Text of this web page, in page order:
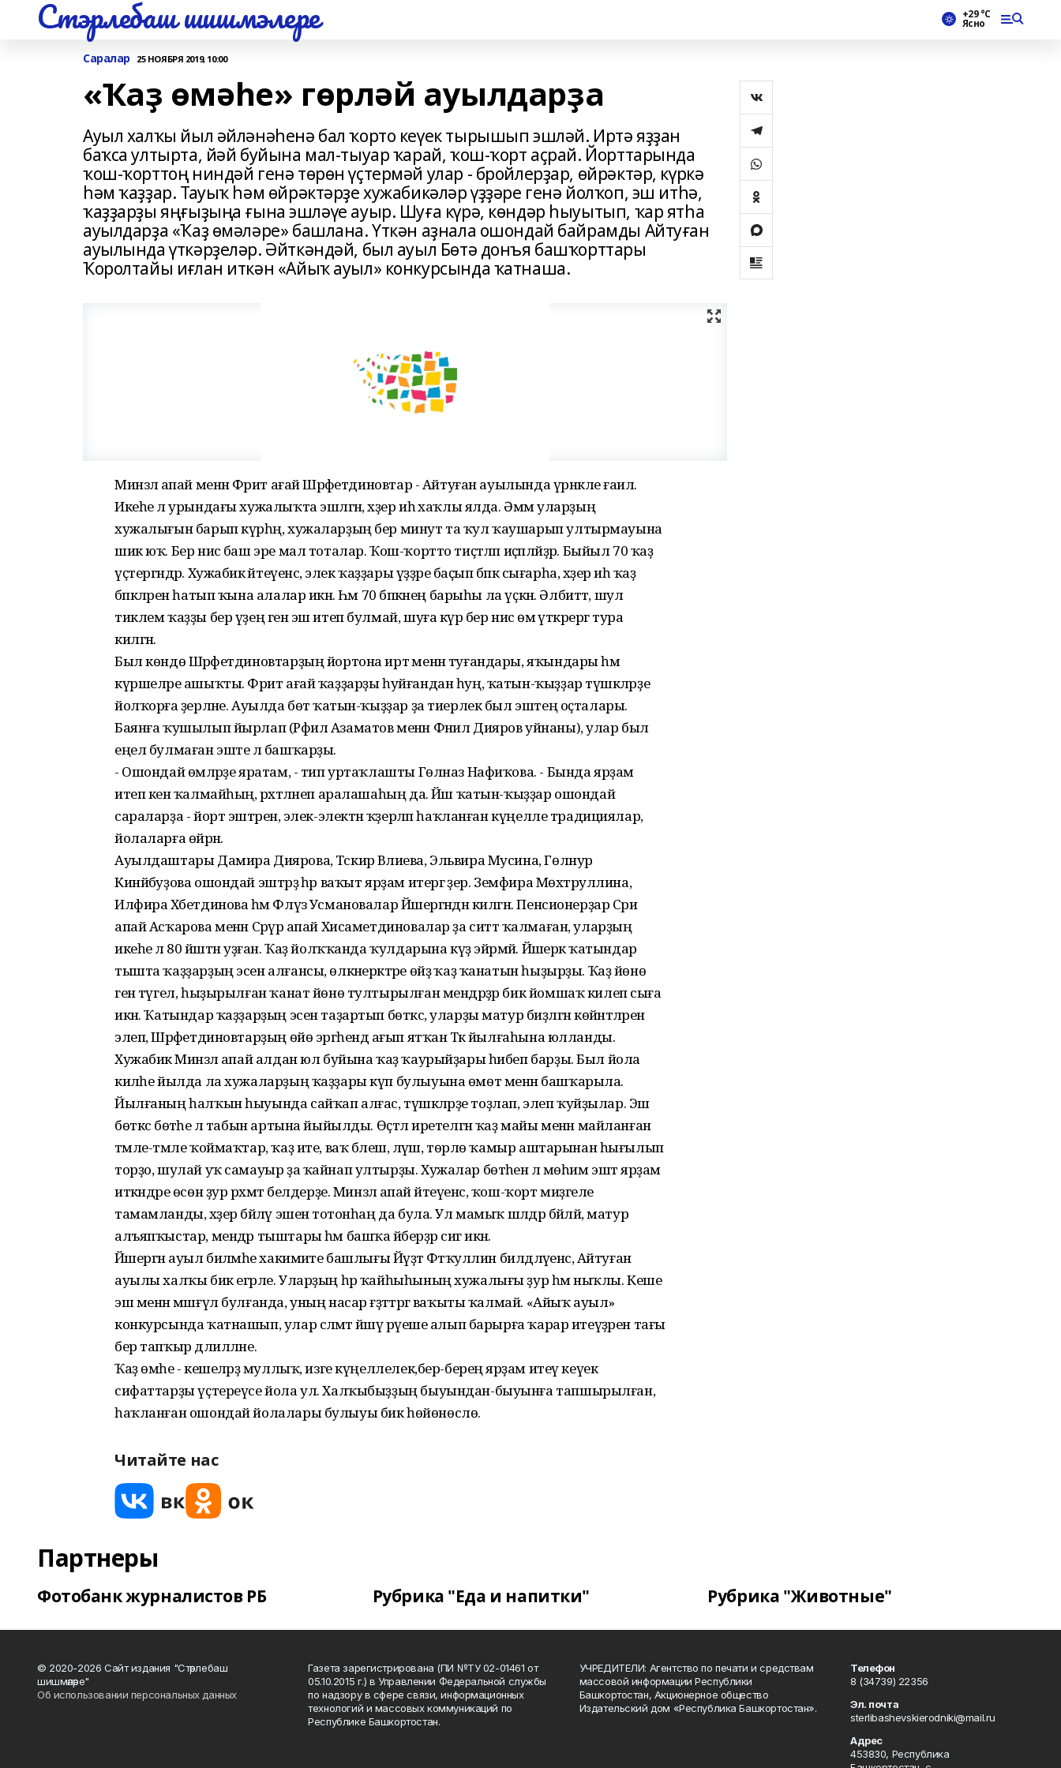
Стэрлебаш шишмэлере +29 °С
Ясно
Саралар 25 НОЯБРЯ 2019, 10:00
«Ҡаҙ өмәһе» гөрләй ауылдарҙа
Ауыл халҡы йыл әйләнәһенә бал ҡорто кеүек тырышып эшләй. Иртә яҙҙан
баҡса ултырта, йәй буйына мал-тыуар ҡарай, ҡош-ҡорт аҫрай. Йорттарында
ҡош-ҡорттоң ниндәй генә төрөн үҫтермәй улар - бройлерҙар, өйрәктәр, күркә
һәм ҡаҙҙар. Тауыҡ һәм өйрәктәрҙе хужабикәләр үҙҙәре генә йолҡоп, эш итһә,
ҡаҙҙарҙы яңғыҙыңа ғына эшләүе ауыр. Шуға күрә, көндәр һыуытып, ҡар ятһа
ауылдарҙа «Ҡаҙ өмәләре» башлана. Үткән аҙнала ошондай байрамды Айтуған
ауылында үткәрҙеләр. Әйткәндәй, был ауыл Бөтә донъя башҡорттары
Ҡоролтайы иғлан иткән «Айыҡ ауыл» конкурсында ҡатнаша.
Минзәлә апай менән Фәрит ағай Шәрәфетдиновтар - Айтуған ауылында үрнәкле ғаилә.
Икеһе лә урындағы хужалыҡта эшләгән, хәҙер иһә хаҡлы ялда. Әммә уларҙың
хужалығын барып күрһәң, хужаларҙың бер минут та ҡул ҡаушарып ултырмауына
шик юҡ. Бер нисә баш эре мал тоталар. Ҡош-ҡортто тиҫтәләп иҫәпләйҙәр. Быйыл 70 ҡаҙ
үҫтергәндәр. Хужабикә әйтеүенсә, элек ҡаҙҙары үҙҙәре баҫып бәпкә сығарһа, хәҙер иһә ҡаҙ
бәпкәләрен һатып ҡына алалар икән. Һәм 70 бәпкәнең барыһы ла үҫкән. Әлбиттә, шул
тиклем ҡаҙҙы бер үҙең генә эш итеп булмай, шуға күрә бер нисә өмә үткәрергә тура
килгән.
Был көндө Шәрәфетдиновтарҙың йортона иртә менән туғандары, яҡындары һәм
күршеләре ашыҡты. Фәрит ағай ҡаҙҙарҙы һуйғандан һуң, ҡатын-ҡыҙҙар түшкәләрҙе
йолҡорға әҙерләне. Ауылда бөтә ҡатын-ҡыҙҙар ҙа тиерлек был эштең оҫталары.
Баянға ҡушылып йырлап (Рәфил Азаматов менән Фәнил Дияров уйнаны), улар был
еңел булмаған эште лә башҡарҙы.
- Ошондай өмәләрҙе яратам, - тип уртаҡлашты Гөлназ Нафиҡова. - Бында ярҙам
итеп кенә ҡалмайһың, рәхәтләнеп аралашаһың да. Йәш ҡатын-ҡыҙҙар ошондай
сараларҙа - йорт эштәренә, элек-электән ҡәҙерләп һаҡланған күңелле традициялар,
йолаларға өйрәнә.
Ауылдаштары Дамира Диярова, Тәскирә Вәлиева, Эльвира Мусина, Гөлнур
Кинйәбуҙова ошондай эштәрҙә һәр ваҡыт ярҙам итергә әҙер. Земфира Мөхтәруллина,
Илфира Хәбетдинова һәм Флүзә Усмановалар Йәшергәндән килгән. Пенсионерҙар Сәриә
апай Асҡарова менән Сәрүәр апай Хисаметдиновалар ҙа ситтә ҡалмаған, уларҙың
икеһе лә 80 йәштән уҙған. Ҡаҙ йолҡҡанда ҡулдарына күҙ эйәрмәй. Йәшерәк ҡатындар
тышта ҡаҙҙарҙың эсен алғансы, өлкәнерәктәре өйҙә ҡаҙ ҡанатын һыҙырҙы. Ҡаҙ йөнө
генә түгел, һыҙырылған ҡанат йөнө тултырылған мендәрҙәр бик йомшаҡ килеп сыға
икән. Ҡатындар ҡаҙҙарҙың эсен таҙартып бөткәс, уларҙы матур биҙәлгән көйәнтәләренә
элеп, Шәрәфетдиновтарҙың өйө эргәһендә ағып ятҡан Тәкә йылғаһына юлланды.
Хужабикә Минзәлә апай алдан юл буйына ҡаҙ ҡаурыйҙары һибеп барҙы. Был йола
киләһе йылда ла хужаларҙың ҡаҙҙары күп булыуына өмөт менән башҡарыла.
Йылғаның һалҡын һыуында сайҡап алғас, түшкәләрҙе тоҙлап, элеп ҡуйҙылар. Эш
бөткәс бөтәһе лә табын артына йыйылды. Өҫтәл иретелгән ҡаҙ майы менән майланған
тәмле-тәмле ҡоймаҡтар, ҡаҙ ите, ваҡ бәлеш, ләүәш, төрлө ҡамыр аштарынан һығылып
торҙо, шулай уҡ самауыр ҙа ҡайнап ултырҙы. Хужалар бөтәһенә лә мөһим эштә ярҙам
иткәндәре өсөн ҙур рәхмәт белдерҙе. Минзәлә апай әйтеүенсә, ҡош-ҡорт миҙгеле
тамамланды, хәҙер бәйләү эшенә тотонһаң да була. Ул мамыҡ шәлдәр бәйләй, матур
алъяпҡыстар, мендәр тыштары һәм башҡа әйберҙәр сигә икән.
Йәшергән ауыл биләмәһе хакимиәте башлығы Йәүҙәт Фәтҡуллин билдәләүенсә, Айтуған
ауылы халҡы бик егәрле. Уларҙың һәр ҡайһыһының хужалығы ҙур һәм ныҡлы. Кеше
эш менән мәшғүл булғанда, уның насар ғәҙәттәргә ваҡыты ҡалмай. «Айыҡ ауыл»
конкурсында ҡатнашып, улар сәләмәт йәшәү рәүеше алып барырға ҡарар итеүҙәрен тағы
бер тапҡыр дәлилләне.
Ҡаҙ өмәһе - кешеләрҙә муллыҡ, изге күңеллелек,бер-береңә ярҙам итеү кеүек
сифаттарҙы үҫтереүсе йола ул. Халҡыбыҙҙың быуындан-быуынға тапшырылған,
һаҡланған ошондай йолалары булыуы бик һөйөнөслө.
Читайте нас
Партнеры
Фотобанк журналистов РБ Рубрика "Еда и напитки" Рубрика "Животные"
© 2020-2026 Сайт издания "Стәрлебаш
шишмәләре"
Об использовании персональных данных
Газета зарегистрирована (ПИ №ТУ 02-01461 от
05.10.2015 г.) в Управлении Федеральной службы
по надзору в сфере связи, информационных
технологий и массовых коммуникаций по
Республике Башкортостан.
УЧРЕДИТЕЛИ: Агентство по печати и средствам
массовой информации Республики
Башкортостан, Акционерное общество
Издательский дом «Республика Башкортостан».
Телефон
8 (34739) 22356
Эл. почта
sterlibashevskierodniki@mail.ru
Адрес
453830, Республика